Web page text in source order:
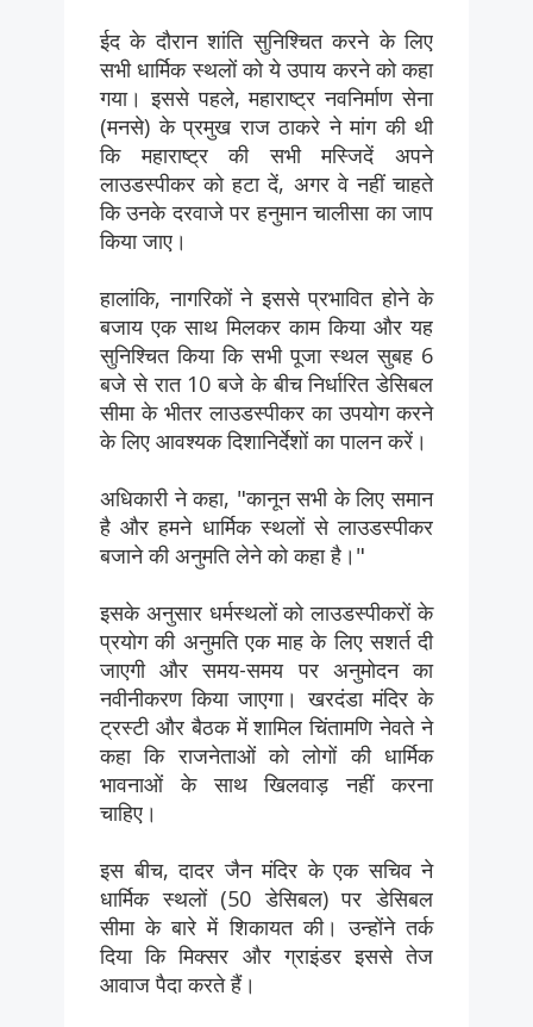
ईद के दौरान शांति सुनिश्चित करने के लिए
सभी धार्मिक स्थलों को ये उपाय करने को कहा
गया। इससे पहले, महाराष्ट्र नवनिर्माण सेना
(मनसे) के प्रमुख राज ठाकरे ने मांग की थी
कि महाराष्ट्र की सभी मस्जिदें अपने
लाउडस्पीकर को हटा दें, अगर वे नहीं चाहते
कि उनके दरवाजे पर हनुमान चालीसा का जाप
किया जाए।
हालांकि, नागरिकों ने इससे प्रभावित होने के
बजाय एक साथ मिलकर काम किया और यह
सुनिश्चित किया कि सभी पूजा स्थल सुबह 6
बजे से रात 10 बजे के बीच निर्धारित डेसिबल
सीमा के भीतर लाउडस्पीकर का उपयोग करने
के लिए आवश्यक दिशानिर्देशों का पालन करें।
अधिकारी ने कहा, "कानून सभी के लिए समान
है और हमने धार्मिक स्थलों से लाउडस्पीकर
बजाने की अनुमति लेने को कहा है।"
इसके अनुसार धर्मस्थलों को लाउडस्पीकरों के
प्रयोग की अनुमति एक माह के लिए सशर्त दी
जाएगी और समय-समय पर अनुमोदन का
नवीनीकरण किया जाएगा। खरदंडा मंदिर के
ट्रस्टी और बैठक में शामिल चिंतामणि नेवते ने
कहा कि राजनेताओं को लोगों की धार्मिक
भावनाओं के साथ खिलवाड़ नहीं करना
चाहिए।
इस बीच, दादर जैन मंदिर के एक सचिव ने
धार्मिक स्थलों (50 डेसिबल) पर डेसिबल
सीमा के बारे में शिकायत की। उन्होंने तर्क
दिया कि मिक्सर और ग्राइंडर इससे तेज
आवाज पैदा करते हैं।